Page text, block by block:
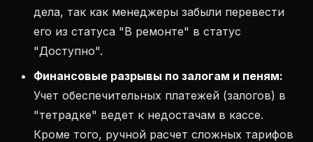
дела, так как менеджеры забыли перевести
его из статуса "В ремонте" в статус
"Доступно".
Финансовые разрывы по залогам и пеням:
Учет обеспечительных платежей (залогов) в
"тетрадке" ведет к недостачам в кассе.
Кроме того, ручной расчет сложных тарифов